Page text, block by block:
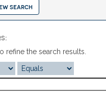
search
refine the search results.